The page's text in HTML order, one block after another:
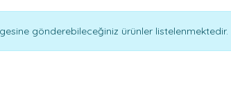
gönderebileceğiniz ürünler listelenmektedir.